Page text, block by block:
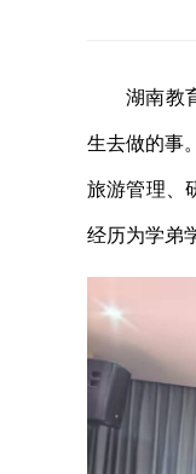
湖南教
生去做的事
旅游管理、
经历为学弟